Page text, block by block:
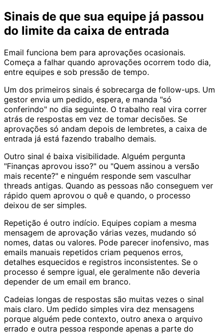
Sinais de que sua equipe já passou
do limite da caixa de entrada
Email funciona bem para aprovações ocasionais.
Começa a falhar quando aprovações ocorrem todo dia,
entre equipes e sob pressão de tempo.
Um dos primeiros sinais é sobrecarga de follow-ups. Um
gestor envia um pedido, espera, e manda "só
conferindo" no dia seguinte. O trabalho real vira correr
atrás de respostas em vez de tomar decisões. Se
aprovações só andam depois de lembretes, a caixa de
entrada já está fazendo trabalho demais.
Outro sinal é baixa visibilidade. Alguém pergunta
"Finanças aprovou isso?" ou "Quem assinou a versão
mais recente?" e ninguém responde sem vasculhar
threads antigas. Quando as pessoas não conseguem ver
rápido quem aprovou o quê e quando, o processo
deixou de ser simples.
Repetição é outro indício. Equipes copiam a mesma
mensagem de aprovação várias vezes, mudando só
nomes, datas ou valores. Pode parecer inofensivo, mas
emails manuais repetidos criam pequenos erros,
detalhes esquecidos e registros inconsistentes. Se o
processo é sempre igual, ele geralmente não deveria
depender de um email em branco.
Cadeias longas de respostas são muitas vezes o sinal
mais claro. Um pedido simples vira dez mensagens
porque alguém pede contexto, outro anexa o arquivo
errado e outra pessoa responde apenas a parte do